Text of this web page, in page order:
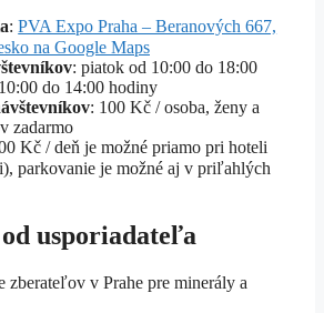
:PVA Expo Praha – Beranových 667,
na Google Maps
: piatok od 10:00 do 18:00
do 14:00 hodiny
: 100 Kč / osoba, ženy a
zadarmo
Kč / deň je možné priamo pri hoteli
parkovanie je možné aj v priľahlých
usporiadateľa
zberateľov v Prahe pre minerály a